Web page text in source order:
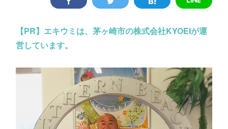
【PR】 エキウミは、茅ヶ崎市の株式会社KYOEIが運
営しています。